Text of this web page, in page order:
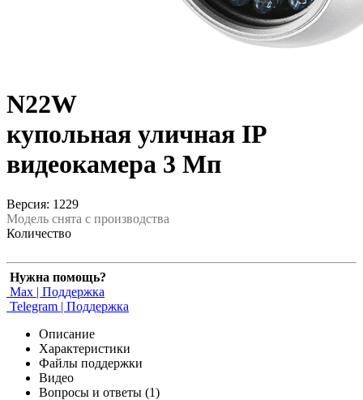
N22W
купольная уличная IP
видеокамера 3 Мп
Версия: 1229
Модель снята с производства
Количество
Нужна помощь?
Max | Поддержка
Telegram | Поддержка
Описание
Характеристики
Файлы поддержки
Видео
Вопросы и ответы (1)